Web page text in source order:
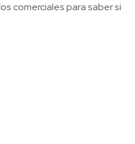
comerciales para saber si